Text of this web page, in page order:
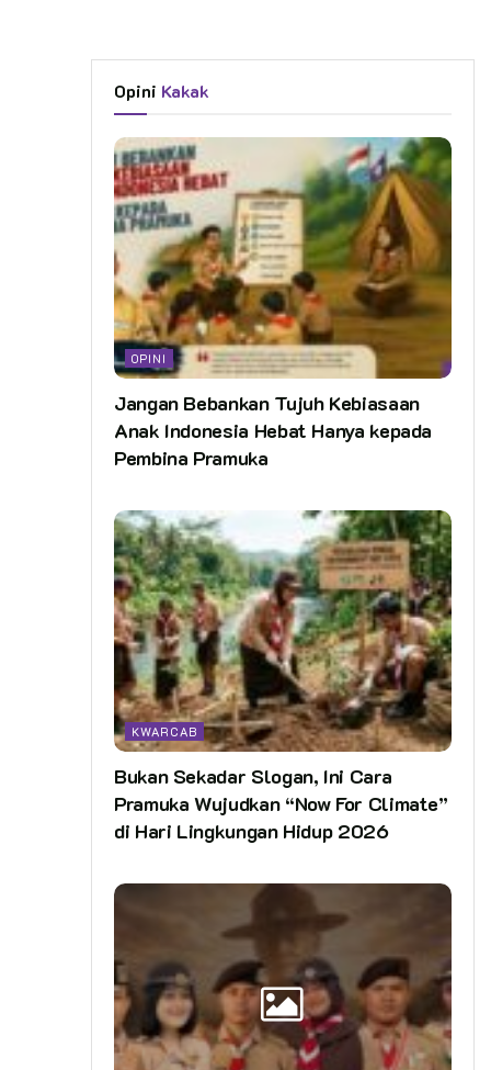
Opini Kakak
OPINI
Jangan Bebankan Tujuh Kebiasaan
Anak Indonesia Hebat Hanya kepada
Pembina Pramuka
KWARCAB
Bukan Sekadar Slogan, Ini Cara
Pramuka Wujudkan “Now For Climate”
di Hari Lingkungan Hidup 2026